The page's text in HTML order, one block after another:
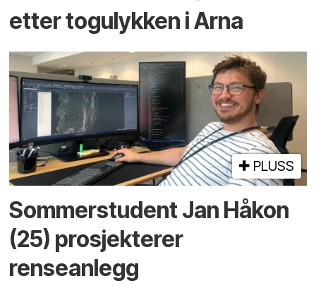
etter togulykken i Arna
PLUSS
Sommerstudent Jan Håkon
(25) prosjekterer
renseanlegg